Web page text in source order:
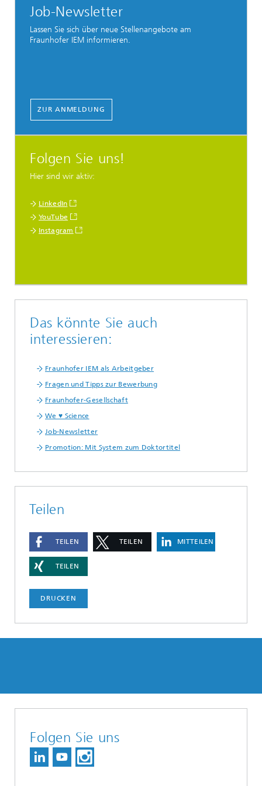
Job-Newsletter
Lassen Sie sich über neue Stellenangebote am
Fraunhofer IEM informieren.
ZUR ANMELDUNG
Folgen Sie uns!
Hier sind wir aktiv:
LinkedIn
YouTube
Instagram
Das könnte Sie auch
interessieren:
Fraunhofer IEM als Arbeitgeber
Fragen und Tipps zur Bewerbung
Fraunhofer-Gesellschaft
We ♥ Science
Job-Newsletter
Promotion: Mit System zum Doktortitel
Teilen
TEILEN TEILEN MITTEILEN
TEILEN
DRUCKEN
Folgen Sie uns